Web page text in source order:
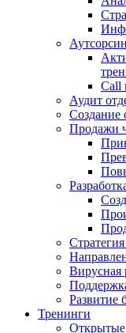
Call
Аудит
Создание
Продажи
Вирусная
Развитие
Тренинги
Открытые